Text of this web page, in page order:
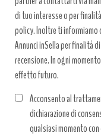
di tuo interesse o per
policy. Inoltre ti informiamo
Annunci inSella per finalità
recensione. In ogni
effetto futuro.
Acconsento al
dichiarazione di
qualsiasi momento